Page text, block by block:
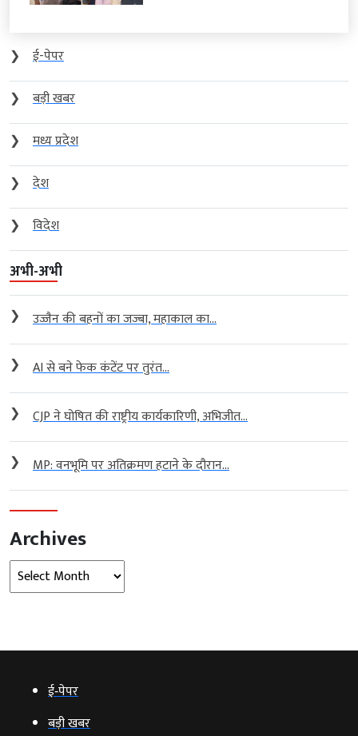
❯
ई-पेपर
❯
बड़ी खबर
❯
मध्य प्रदेश
❯
देश
❯
विदेश
अभी-अभी
❯ उज्जैन की बहनों का जज्बा, महाकाल का...
❯ AI से बने फेक कंटेंट पर तुरंत...
❯ CJP ने घोषित की राष्ट्रीय कार्यकारिणी, अभिजीत...
❯ MP: वनभूमि पर अतिक्रमण हटाने के दौरान...
Archives
Archives
ई‑पेपर
बड़ी खबर